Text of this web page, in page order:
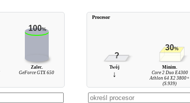
100%
Zalec.
GeForce GTX 650
?
30%
Twój
↓
Minim.
Core 2 Duo E4300
Athlon 64 X2 3800+
(S.939)
Procesor